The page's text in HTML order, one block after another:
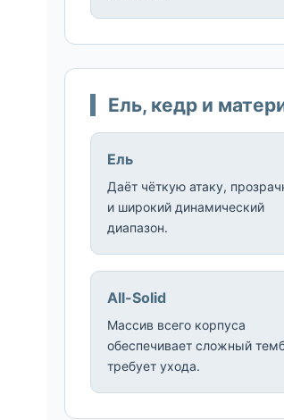
Ель, кедр и
Ель
Даёт чёткую атаку,
и широкий динамический
диапазон.
All-Solid
Массив всего корпуса
обеспечивает сложный
требует ухода.